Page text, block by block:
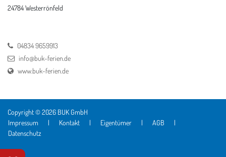
24784 Westerrönfeld
04834 9659913
info@buk-ferien.de
www.buk-ferien.de
Copyright © 2026 BUK GmbH
Impressum
| Kontakt | Eigentümer | AGB
|
Datenschutz